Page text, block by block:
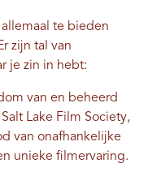
te bieden
zijn tal van
je zin in hebt:
van en beheerd
Lake Film Society,
van onafhankelijke
unieke filmervaring.